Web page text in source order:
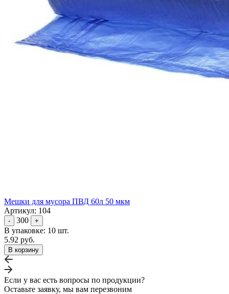
Мешки для мусора ПВД 60л 50 мкм
Артикул: 104
- 300 +
В упаковке: 10 шт.
5.92 руб.
В корзину
Если у вас есть вопросы по продукции?
Оставьте заявку, мы вам перезвоним